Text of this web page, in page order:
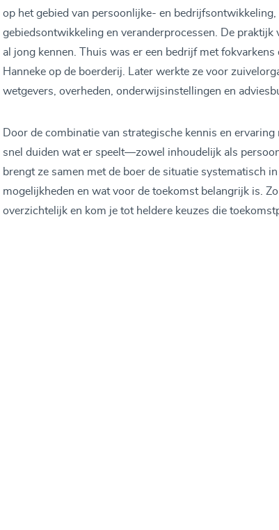
op het gebied van persoonlijke- en bedrijfsontwikkeling,
gebiedsontwikkeling en veranderprocessen. De praktijk
al jong kennen. Thuis was er een bedrijf met fokvarkens
Hanneke op de boerderij. Later werkte ze voor
wetgevers, overheden, onderwijsinstellingen en
Door de combinatie van strategische kennis en
snel duiden wat er speelt—zowel inhoudelijk als
brengt ze samen met de boer de situatie systematisch
mogelijkheden en wat voor de toekomst belangrijk is.
overzichtelijk en kom je tot heldere keuzes die